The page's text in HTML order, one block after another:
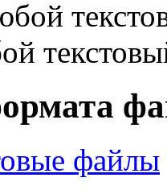
файлы